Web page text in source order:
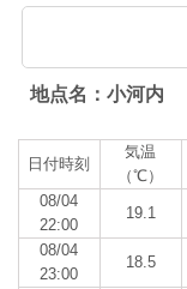
地点名：小河内
日付時刻
気温
（℃）
08/04
22:00
19.1
08/04
23:00
18.5